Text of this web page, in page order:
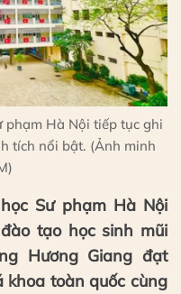
phạm Hà Nội tiếp tục ghi
tích nổi bật. (Ảnh minh
Sư phạm Hà Nội
tạo học sinh mũi
Hương Giang đạt
khoa toàn quốc cùng